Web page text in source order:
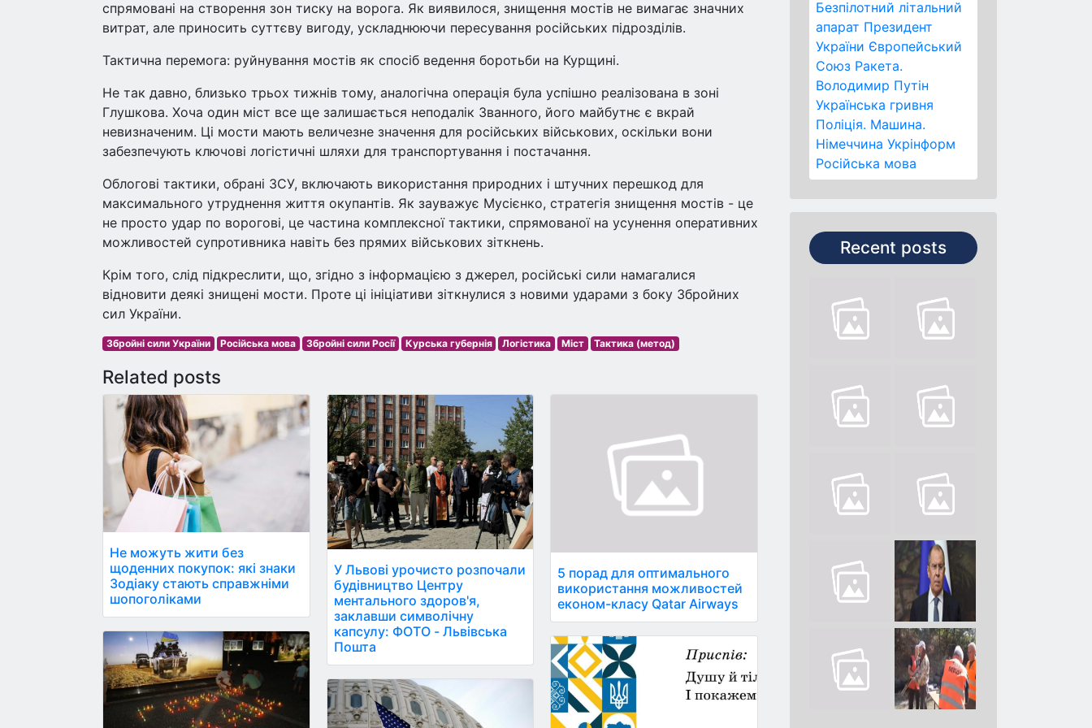
Безпілотний літальний
апарат Президент
України Європейський
Союз Ракета.
Володимир Путін
Українська гривня
Поліція. Машина.
Німеччина Укрінформ
Російська мова
Recent posts
спрямовані на створення зон тиску на ворога. Як виявилося, знищення мостів не вимагає значних
витрат, але приносить суттєву вигоду, ускладнюючи пересування російських підрозділів.
Тактична перемога: руйнування мостів як спосіб ведення боротьби на Курщині.
Не так давно, близько трьох тижнів тому, аналогічна операція була успішно реалізована в зоні
Глушкова. Хоча один міст все ще залишається неподалік Званного, його майбутнє є вкрай
невизначеним. Ці мости мають величезне значення для російських військових, оскільки вони
забезпечують ключові логістичні шляхи для транспортування і постачання.
Облогові тактики, обрані ЗСУ, включають використання природних і штучних перешкод для
максимального утруднення життя окупантів. Як зауважує Мусієнко, стратегія знищення мостів - це
не просто удар по ворогові, це частина комплексної тактики, спрямованої на усунення оперативних
можливостей супротивника навіть без прямих військових зіткнень.
Крім того, слід підкреслити, що, згідно з інформацією з джерел, російські сили намагалися
відновити деякі знищені мости. Проте ці ініціативи зіткнулися з новими ударами з боку Збройних
сил України.
Збройні сили України Російська мова Збройні сили Росії Курська губернія Логістика Міст Тактика (метод)
Related posts
Не можуть жити без
щоденних покупок: які знаки
Зодіаку стають справжніми
шопоголіками
У Львові урочисто розпочали
будівництво Центру
ментального здоров'я,
заклавши символічну
капсулу: ФОТО - Львівська
Пошта
5 порад для оптимального
використання можливостей
економ-класу Qatar Airways